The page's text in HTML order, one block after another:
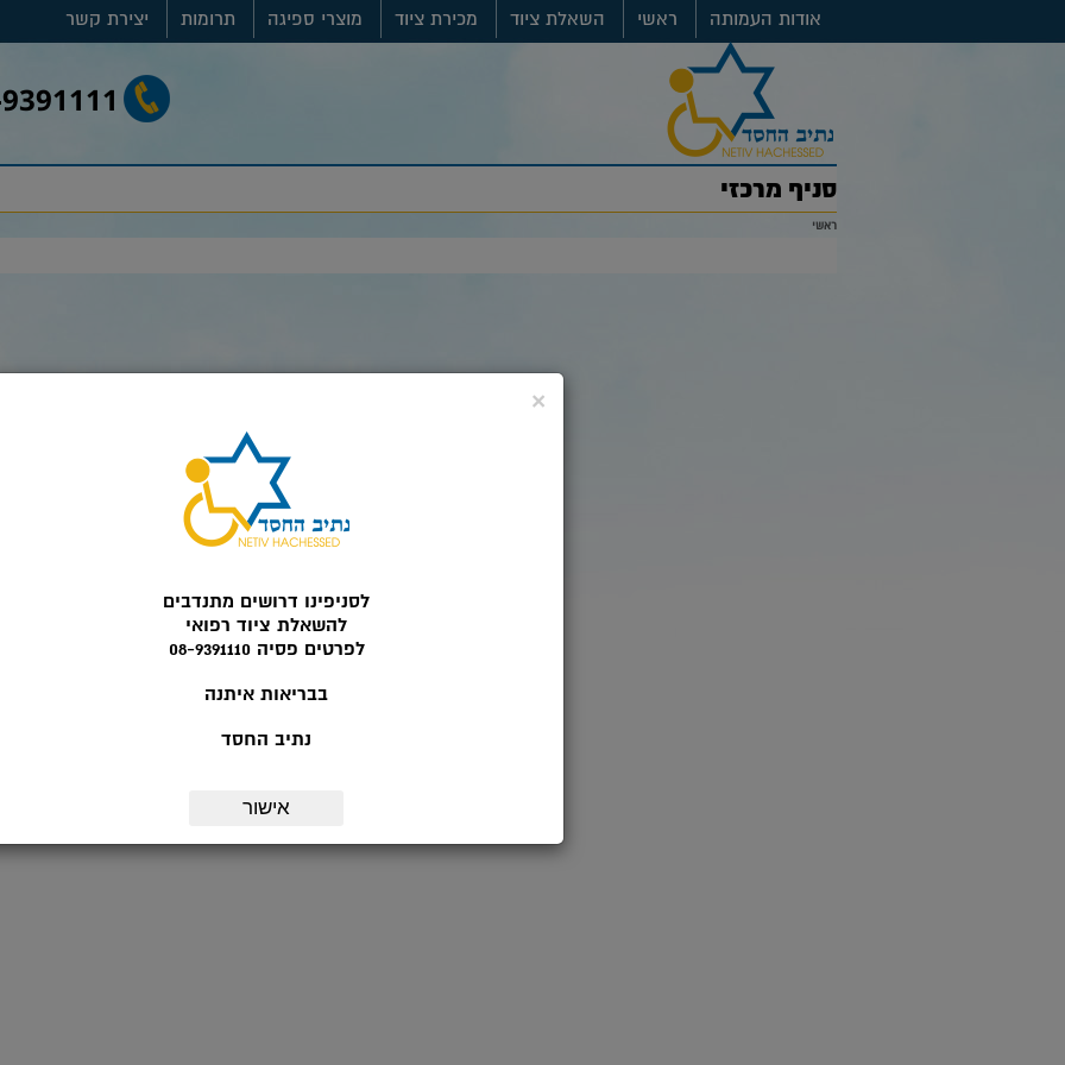
אודות העמותה ראשי השאלת ציוד מכירת ציוד מוצרי ספיגה תרומות יצירת קשר
סניף מרכזי
ראשי
×
לסניפינו דרושים מתנדבים
להשאלת ציוד רפואי
לפרטים פסיה 08-9391110
בבריאות איתנה
נתיב החסד
אישור